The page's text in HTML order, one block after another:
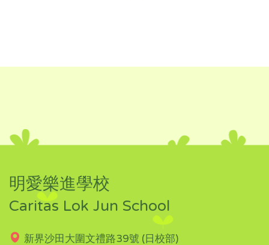
明愛樂進學校
Caritas Lok Jun School
新界沙田大圍文禮路39號 (日校部)